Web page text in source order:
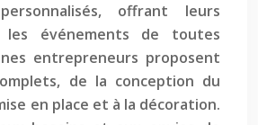
offrant leurs
les événements de toutes
entrepreneurs proposent
de la conception du
en place et à la décoration.